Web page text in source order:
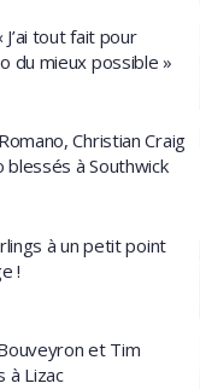
tout fait pour
du mieux possible »
Christian Craig
blessés à Southwick
à un petit point
!
et Tim
à Lizac